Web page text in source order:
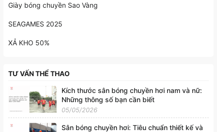
Giày bóng chuyền Sao Vàng
SEAGAMES 2025
XẢ KHO 50%
TƯ VẤN THỂ THAO
Kích thước sân bóng chuyền hơi nam và nữ:
Những thông số bạn cần biết
05/05/2026
Sân bóng chuyền hơi: Tiêu chuẩn thiết kế và